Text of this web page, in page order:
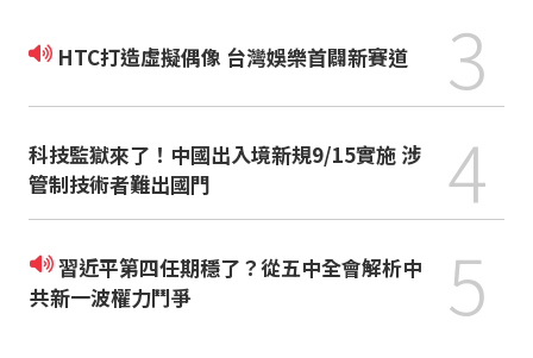
HTC打造虛擬偶像 台灣娛樂首闢新賽道 3
科技監獄來了！中國出入境新規9/15實施 涉
管制技術者難出國門
4
習近平第四任期穩了？從五中全會解析中
共新一波權力鬥爭
5